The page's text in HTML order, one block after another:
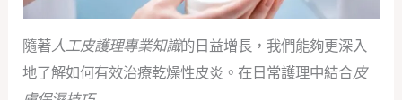
隨著人工皮護理專業知識的日益增長，我們能夠更深入
地了解如何有效治療乾燥性皮炎。在日常護理中結合皮